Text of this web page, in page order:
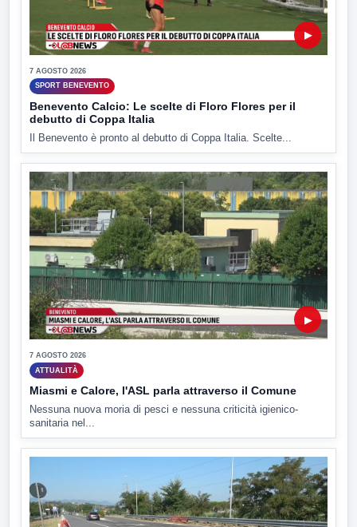
▶
7 AGOSTO 2026
SPORT BENEVENTO
Benevento Calcio: Le scelte di Floro Flores per il
debutto di Coppa Italia
Il Benevento è pronto al debutto di Coppa Italia. Scelte...
▶
7 AGOSTO 2026
ATTUALITÀ
Miasmi e Calore, l'ASL parla attraverso il Comune
Nessuna nuova moria di pesci e nessuna criticità igienico-
sanitaria nel...